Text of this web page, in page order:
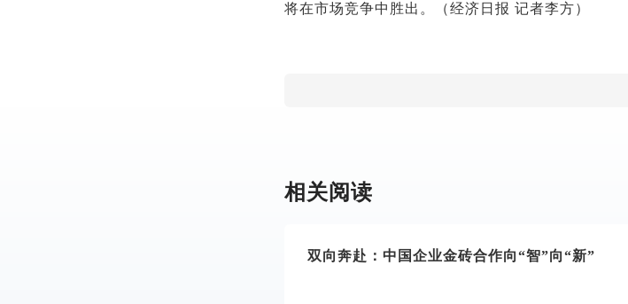
将在市场竞争中胜出。（经济日报 记者李方）
相关阅读
双向奔赴：中国企业金砖合作向“智”向“新”